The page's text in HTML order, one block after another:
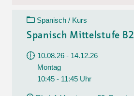
Spanisch / Kurs
Spanisch Mittelstufe B2
10.08.26 - 14.12.26
Montag
10:45 - 11:45 Uhr